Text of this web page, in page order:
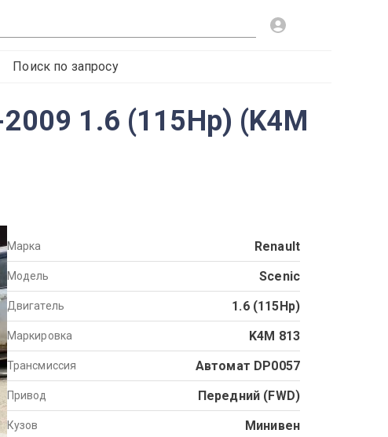
Поиск по запросу
1.6 (115Hp) (K4M
Марка Renault
Модель Scenic
Двигатель 1.6 (115Hp)
Маркировка K4M 813
Трансмиссия Автомат DP0057
Привод Передний (FWD)
Кузов Минивен